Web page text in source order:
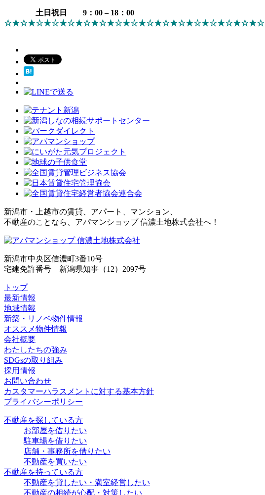
土日祝日 9：00 – 18：00
☆★☆★☆★☆★☆★☆★☆★☆★☆★☆★☆★☆★☆★☆★☆★☆★☆
新潟市・上越市の賃貸、アパート、マンション、
不動産のことなら、アパマンショップ 信濃土地株式会社へ！
新潟市中央区信濃町3番10号
宅建免許番号 新潟県知事（12）2097号
トップ
最新情報
地域情報
新築・リノベ物件情報
オススメ物件情報
会社概要
わたしたちの強み
SDGsの取り組み
採用情報
お問い合わせ
カスタマーハラスメントに対する基本方針
プライバシーポリシー
不動産を探している方
お部屋を借りたい
駐車場を借りたい
店舗・事務所を借りたい
不動産を買いたい
不動産を持っている方
不動産を貸したい・満室経営したい
不動産の相続が心配・対策したい